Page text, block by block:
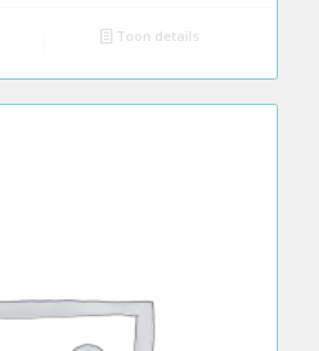
Toon details